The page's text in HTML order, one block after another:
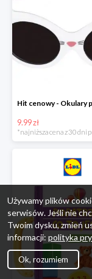
9.99 zł
Używamy plików
serwisów. Jeśli nie
Twoim dysku, zmień
informacji: polityka
Ok, rozumiem